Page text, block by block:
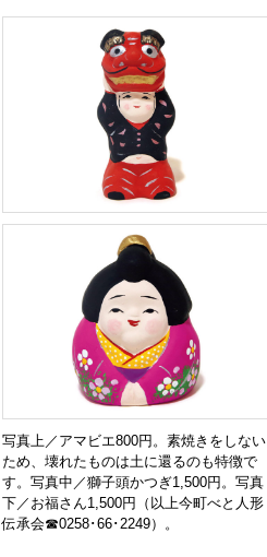
写真上／アマビエ800円。素焼きをしない
ため、壊れたものは土に還るのも特徴で
す。写真中／獅子頭かつぎ1,500円。写真
下／お福さん1,500円（以上今町べと人形
伝承会☎0258･66･2249）。